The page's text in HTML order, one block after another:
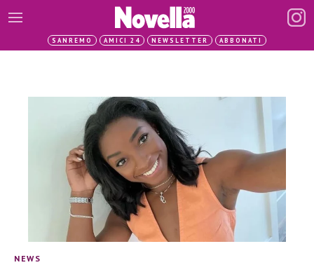
SANREMO AMICI 24 NEWSLETTER ABBONATI
NEWS